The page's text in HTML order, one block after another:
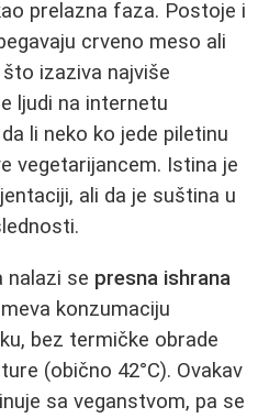
prelazna faza. Postoje i
crveno meso ali
izaziva najviše
ljudi na internetu
li neko ko jede piletinu
vegetarijancem. Istina je
ali da je suština u
nalazi se presna ishrana
konzumaciju
bez termičke obrade
(obično 42°C). Ovakav
sa veganstvom, pa se